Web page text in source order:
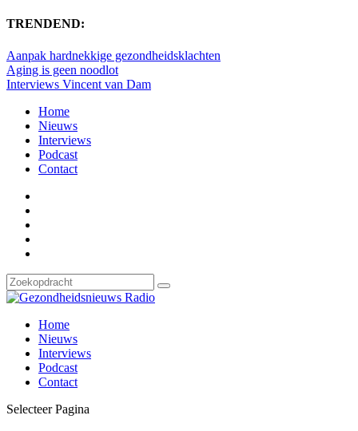
TRENDEND:
Aanpak hardnekkige gezondheidsklachten
Aging is geen noodlot
Interviews Vincent van Dam
Home
Nieuws
Interviews
Podcast
Contact
Home
Nieuws
Interviews
Podcast
Contact
Selecteer Pagina